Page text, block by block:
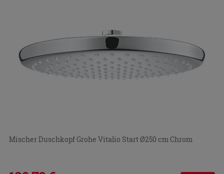
Mischer Duschkopf Grohe Vitalio Start Ø250 cm Chrom